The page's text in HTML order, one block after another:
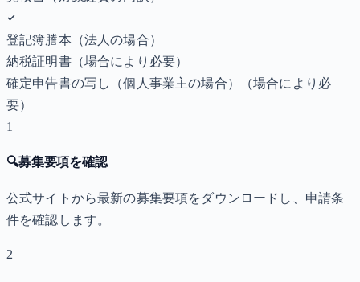
登記簿謄本（法人の場合）
納税証明書（場合により必要）
確定申告書の写し（個人事業主の場合）
（場合により必
要）
1
🔍募集要項を確認
公式サイトから最新の募集要項をダウンロードし、申請条
件を確認します。
2